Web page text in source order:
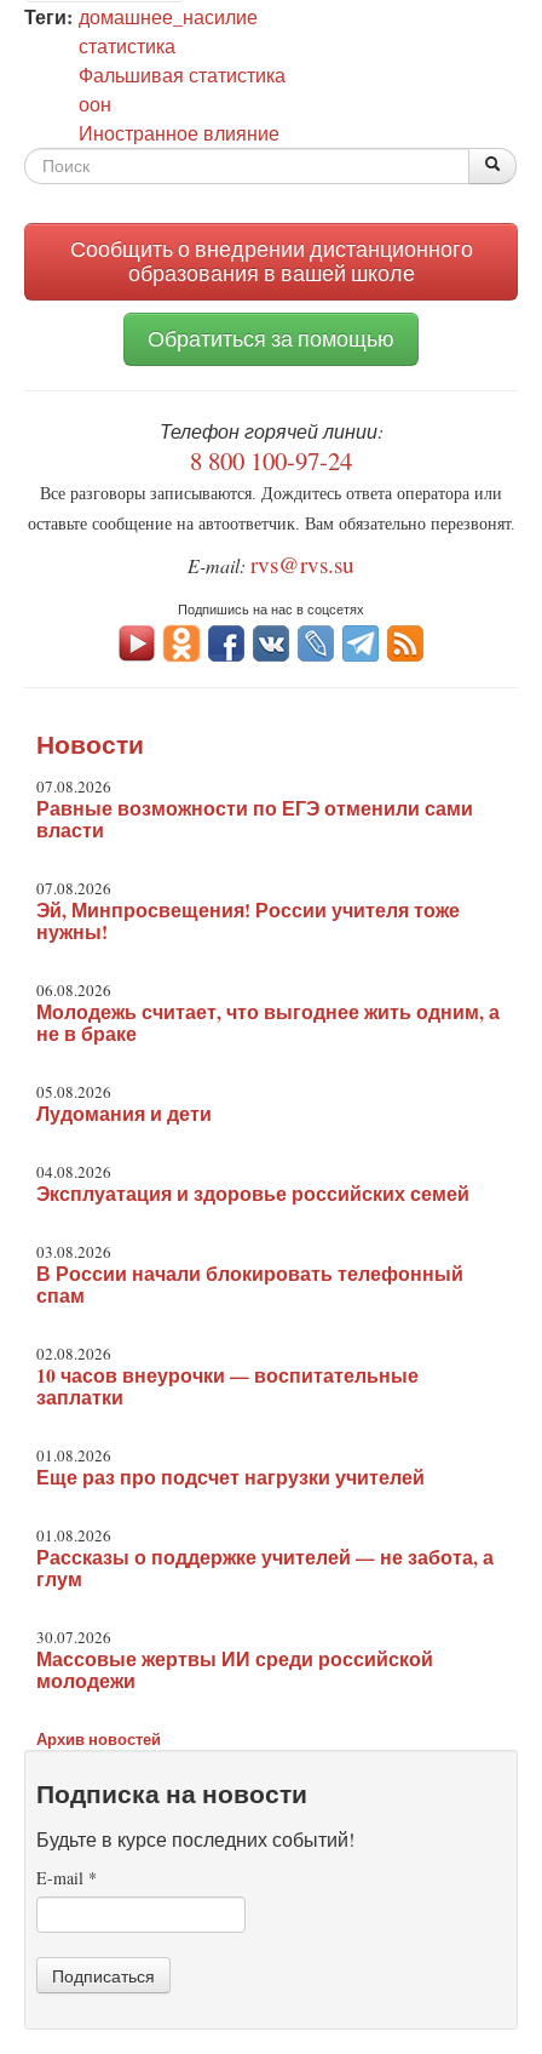
Теги: домашнее_насилие
статистика
Фальшивая статистика
оон
Иностранное влияние
Форма
Сообщить о внедрении дистанционного
образования в вашей школе
Обратиться за помощью
Телефон горячей линии:
8 800 100-97-24
Все разговоры записываются. Дождитесь ответа оператора или
оставьте сообщение на автоответчик. Вам обязательно перезвонят.
E-mail: rvs@rvs.su
Подпишись на нас в соцсетях
Новости
07.08.2026
Равные возможности по ЕГЭ отменили сами
власти
07.08.2026
Эй, Минпросвещения! России учителя тоже
нужны!
06.08.2026
Молодежь считает, что выгоднее жить одним, а
не в браке
05.08.2026
Лудомания и дети
04.08.2026
Эксплуатация и здоровье российских семей
03.08.2026
В России начали блокировать телефонный
спам
02.08.2026
10 часов внеурочки — воспитательные
заплатки
01.08.2026
Еще раз про подсчет нагрузки учителей
01.08.2026
Рассказы о поддержке учителей — не забота, а
глум
30.07.2026
Массовые жертвы ИИ среди российской
молодежи
Архив новостей
Подписка на новости
Будьте в курсе последних событий!
E-mail *
Подписаться